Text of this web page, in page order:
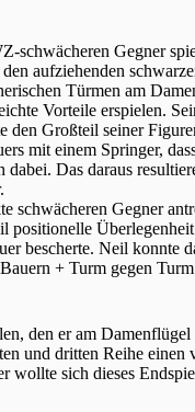
schwächeren Gegner
aufziehenden
Türmen am
Vorteile erspielen.
den Großteil seiner
mit einem Springer,
dabei. Das daraus
schwächeren Gegner
positionelle
bescherte. Neil konnte
+ Turm gegen
den er am
und dritten Reihe einen
wollte sich dieses